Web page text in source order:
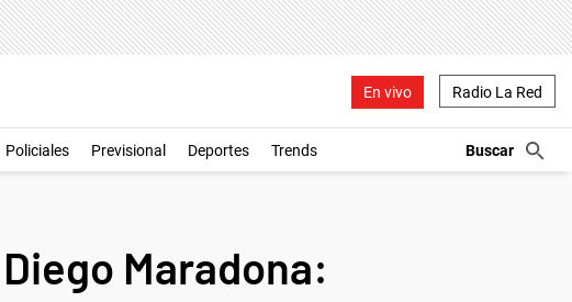
En vivo Radio La Red
Policiales Previsional Deportes Trends
Maradona: